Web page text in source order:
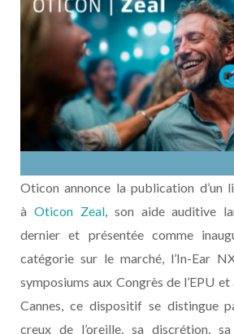
Oticon annonce la publication d’un
à Oticon Zeal, son aide auditive
dernier et présentée comme
catégorie sur le marché, l’In-Ear
symposiums aux Congrès de l’EPU
Cannes, ce dispositif se distingue
creux de l’oreille, sa discrétion,